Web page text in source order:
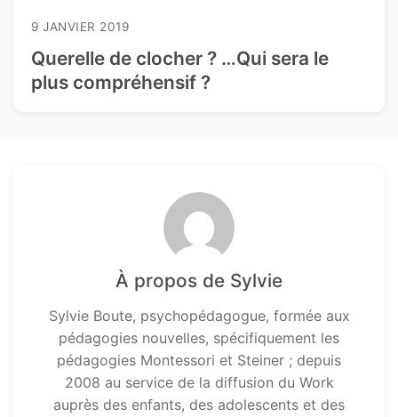
9 JANVIER 2019
Querelle de clocher ? …Qui sera le
plus compréhensif ?
À propos de Sylvie
Sylvie Boute, psychopédagogue, formée aux
pédagogies nouvelles, spécifiquement les
pédagogies Montessori et Steiner ; depuis
2008 au service de la diffusion du Work
auprès des enfants, des adolescents et des